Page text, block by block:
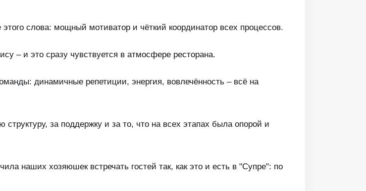
слова: мощный мотиватор и чёткий координатор всех процессов.
– и это сразу чувствуется в атмосфере ресторана.
динамичные репетиции, энергия, вовлечённость – всё на
за поддержку и за то, что на всех этапах была опорой и
наших хозяюшек встречать гостей так, как это и есть в "Супре": по